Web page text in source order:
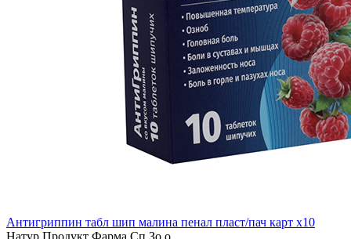
Антигриппин табл шип малина пенал пласт/пач карт x10
Натур Продукт Фарма Сп.Зо.о.